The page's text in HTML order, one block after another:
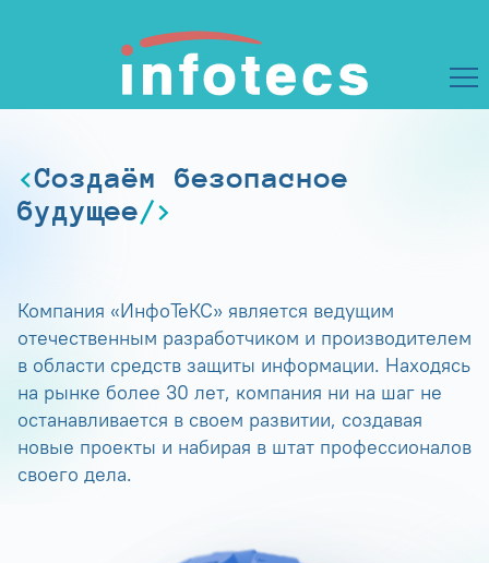
Создаём безопасное
будущее
Компания «ИнфоТеКС» является ведущим
отечественным разработчиком и производителем
в области средств защиты информации. Находясь
на рынке более 30 лет, компания ни на шаг не
останавливается в своем развитии, создавая
новые проекты и набирая в штат профессионалов
своего дела.